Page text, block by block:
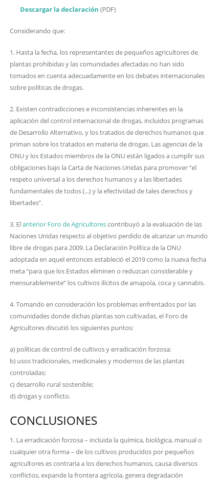
Descargar la declaración (PDF)
Considerando que:
1. Hasta la fecha, los representantes de pequeños agricultores de
plantas prohibidas y las comunidades afectadas no han sido
tomados en cuenta adecuadamente en los debates internacionales
sobre políticas de drogas.
2. Existen contradicciones e inconsistencias inherentes en la
aplicación del control internacional de drogas, incluidos programas
de Desarrollo Alternativo, y los tratados de derechos humanos que
priman sobre los tratados en materia de drogas. Las agencias de la
ONU y los Estados miembros de la ONU están ligados a cumplir sus
obligaciones bajo la Carta de Naciones Unidas para promover “el
respeto universal a los derechos humanos y a las libertades
fundamentales de todos (...) y la efectividad de tales derechos y
libertades”.
3. Elanterior Foro de Agricultorescontribuyó a la evaluación de las
Naciones Unidas respecto al objetivo perdido de alcanzar un mundo
libre de drogas para 2009. La Declaración Política de la ONU
adoptada en aquel entonces estableció el 2019 como la nueva fecha
meta “para que los Estados eliminen o reduzcan considerable y
mensurablemente” los cultivos ilícitos de amapola, coca y cannabis.
4. Tomando en consideración los problemas enfrentados por las
comunidades donde dichas plantas son cultivadas, el Foro de
Agricultores discutió los siguientes puntos:
a) políticas de control de cultivos y erradicación forzosa;
b) usos tradicionales, medicinales y modernos de las plantas
controladas;
c) desarrollo rural sostenible;
d) drogas y conflicto.
CONCLUSIONES
1. La erradicación forzosa – incluida la química, biológica, manual o
cualquier otra forma – de los cultivos producidos por pequeños
agricultores es contraria a los derechos humanos, causa diversos
conflictos, expande la frontera agrícola, genera degradación